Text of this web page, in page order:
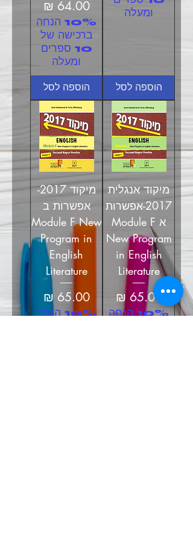
ומעלה
הוספה לסל
מחיר‏64.00 ‏₪
10% הנחה
ברכישה של
10 ספרים
ומעלה
הוספה לסל
מיקוד אנגלית
2017-אפשרות
א Module F
New Program
in English
Literature
מחיר‏65.00 ‏₪
10% הנחה
מיקוד 2017-
אפשרות ב
Module F New
Program in
English
Literature
מחיר‏65.00 ‏₪
10% הנחה